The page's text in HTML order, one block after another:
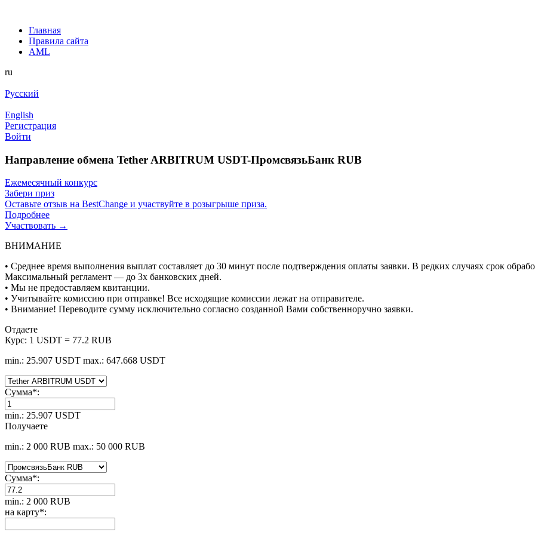
Главная
Правила сайта
AML
ru
Русский
English
Регистрация
Войти
Направление обмена Tether ARBITRUM USDT-ПромсвязьБанк RUB
Ежемесячный конкурс
Забери приз
Оставьте отзыв на BestChange и участвуйте в розыгрыше приза.
Подробнее
Участвовать →
ВНИМАНИЕ
• Среднее время выполнения выплат составляет до 30 минут после подтверждения оплаты заявки. В редких случаях срок
Максимальный регламент — до 3х банковских дней.
• Мы не предоставляем квитанции.
• Учитывайте комиссию при отправке! Все исходящие комиссии лежат на отправителе.
• Внимание! Переводите сумму исключительно согласно созданной Вами собственноручно заявки.
Отдаете
Курс: 1 USDT = 77.2 RUB
min.: 25.907 USDT max.: 647.668 USDT
Сумма*:
min.: 25.907 USDT
Получаете
min.: 2 000 RUB max.: 50 000 RUB
Сумма*:
min.: 2 000 RUB
на карту*: